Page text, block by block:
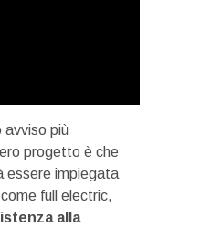
avviso più
progetto è che
essere impiegata
full electric,
alla